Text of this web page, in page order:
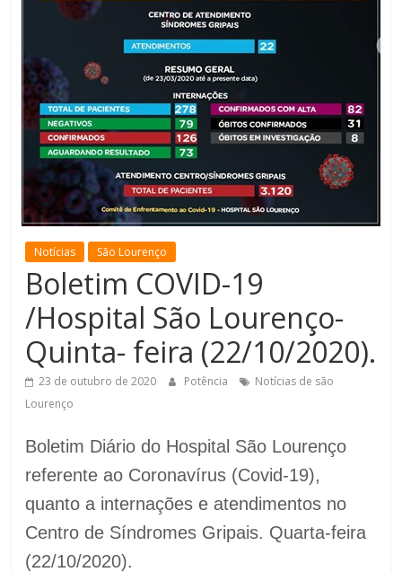
Notícias São Lourenço
Boletim COVID-19
/Hospital São Lourenço-
Quinta- feira (22/10/2020).
23 de outubro de 2020 Potência
Notícias de são
Lourenço
Boletim Diário do Hospital São Lourenço
referente ao Coronavírus (Covid-19),
quanto a internações e atendimentos no
Centro de Síndromes Gripais. Quarta-feira
(22/10/2020).